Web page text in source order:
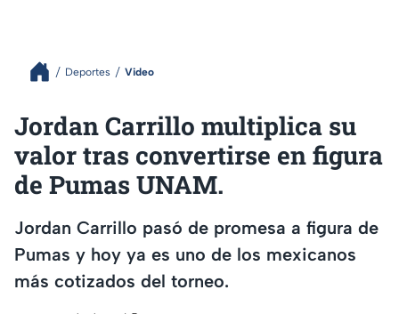
Deportes Video
Jordan Carrillo multiplica su
valor tras convertirse en figura
de Pumas UNAM.
Jordan Carrillo pasó de promesa a figura de
Pumas y hoy ya es uno de los mexicanos
más cotizados del torneo.